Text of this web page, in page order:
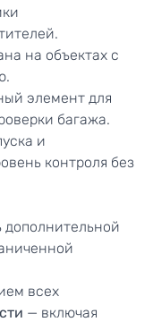
на объектах с
элемент для
багажа.
и
контроля без
всех
— включая